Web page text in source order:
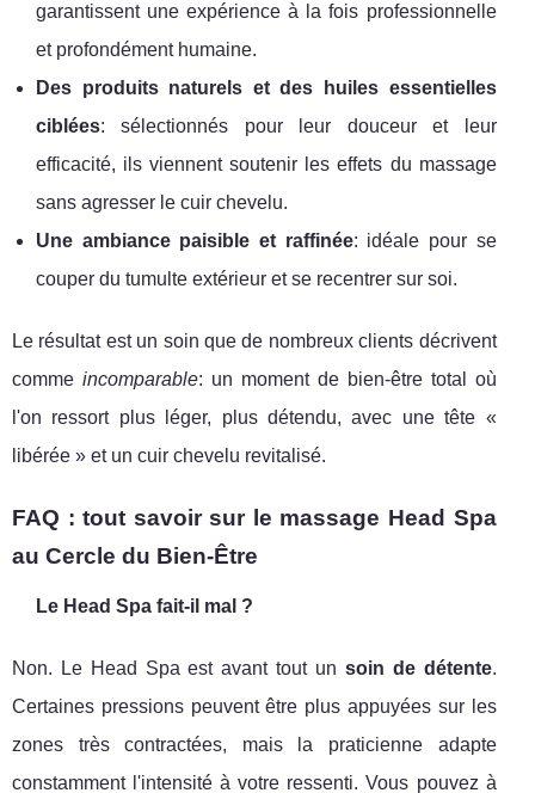
garantissent une expérience à la fois professionnelle
et profondément humaine.
Des produits naturels et des huiles essentielles
ciblées: sélectionnés pour leur douceur et leur
efficacité, ils viennent soutenir les effets du massage
sans agresser le cuir chevelu.
Une ambiance paisible et raffinée: idéale pour se
couper du tumulte extérieur et se recentrer sur soi.
Le résultat est un soin que de nombreux clients décrivent
comme incomparable: un moment de bien-être total où
l'on ressort plus léger, plus détendu, avec une tête «
libérée » et un cuir chevelu revitalisé.
FAQ : tout savoir sur le massage Head Spa
au Cercle du Bien-Être
Le Head Spa fait-il mal ?
Non. Le Head Spa est avant tout un soin de détente.
Certaines pressions peuvent être plus appuyées sur les
zones très contractées, mais la praticienne adapte
constamment l'intensité à votre ressenti. Vous pouvez à